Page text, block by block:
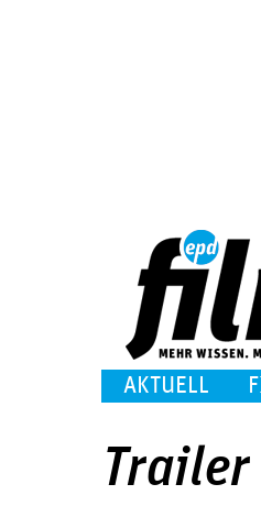
AKTUELL
Trailer